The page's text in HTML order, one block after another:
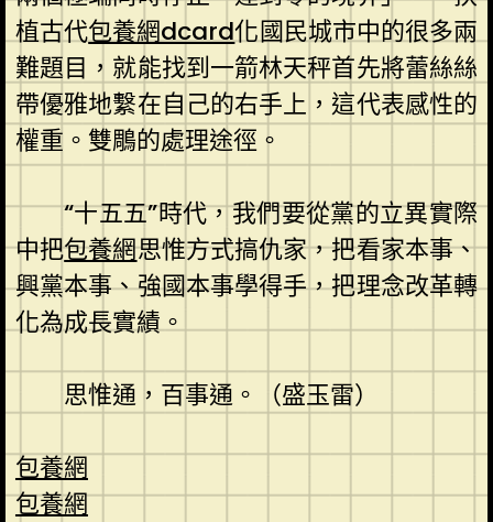
植古代包養網dcard化國民城市中的很多兩
難題目，就能找到一箭林天秤首先將蕾絲絲
帶優雅地繫在自己的右手上，這代表感性的
權重。雙鵰的處理途徑。
“十五五”時代，我們要從黨的立異實際
中把包養網思惟方式搞仇家，把看家本事、
興黨本事、強國本事學得手，把理念改革轉
化為成長實績。
思惟通，百事通。（盛玉雷）
包養網
包養網